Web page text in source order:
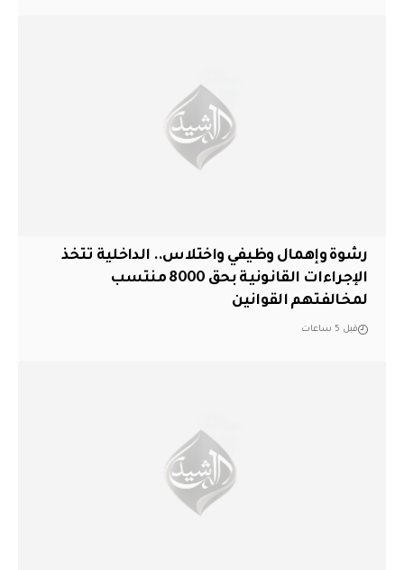
رشوة وإهمال وظيفي واختلاس.. الداخلية تتخذ
الإجراءات القانونية بحق 8000 منتسب
لمخالفتهم القوانين
قبل 5 ساعات